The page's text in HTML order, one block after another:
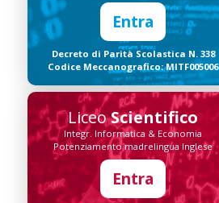
Entra
Decreto di Parità Scolastica N. 338
Codice Meccanografico: MITF005006
LiceoScientifico
Integr. Informatica & Economia
Potenziamento madrelingua Inglese
Entra